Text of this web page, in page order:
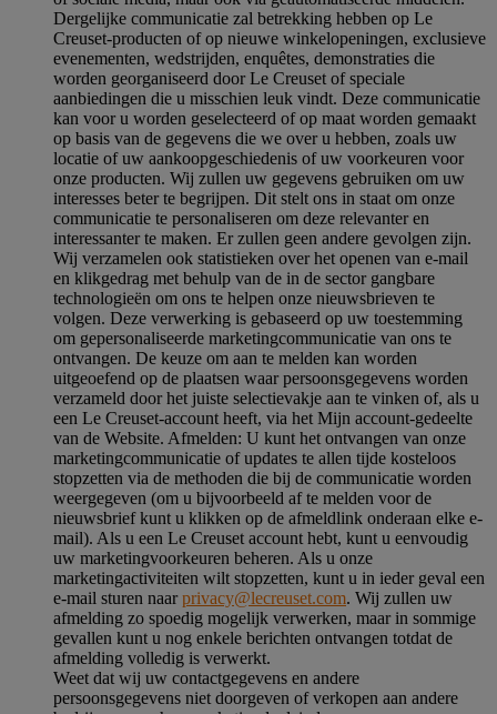
Dergelijke communicatie zal betrekking hebben op Le
Creuset-producten of op nieuwe winkelopeningen, exclusieve
evenementen, wedstrijden, enquêtes, demonstraties die
worden georganiseerd door Le Creuset of speciale
aanbiedingen die u misschien leuk vindt. Deze communicatie
kan voor u worden geselecteerd of op maat worden gemaakt
op basis van de gegevens die we over u hebben, zoals uw
locatie of uw aankoopgeschiedenis of uw voorkeuren voor
onze producten. Wij zullen uw gegevens gebruiken om uw
interesses beter te begrijpen. Dit stelt ons in staat om onze
communicatie te personaliseren om deze relevanter en
interessanter te maken. Er zullen geen andere gevolgen zijn.
Wij verzamelen ook statistieken over het openen van e-mail
en klikgedrag met behulp van de in de sector gangbare
technologieën om ons te helpen onze nieuwsbrieven te
volgen. Deze verwerking is gebaseerd op uw toestemming
om gepersonaliseerde marketingcommunicatie van ons te
ontvangen. De keuze om aan te melden kan worden
uitgeoefend op de plaatsen waar persoonsgegevens worden
verzameld door het juiste selectievakje aan te vinken of, als u
een Le Creuset-account heeft, via het Mijn account-gedeelte
van de Website. Afmelden: U kunt het ontvangen van onze
marketingcommunicatie of updates te allen tijde kosteloos
stopzetten via de methoden die bij de communicatie worden
weergegeven (om u bijvoorbeeld af te melden voor de
nieuwsbrief kunt u klikken op de afmeldlink onderaan elke e-
mail). Als u een Le Creuset account hebt, kunt u eenvoudig
uw marketingvoorkeuren beheren. Als u onze
marketingactiviteiten wilt stopzetten, kunt u in ieder geval een
e-mail sturen naarprivacy@lecreuset.com. Wij zullen uw
afmelding zo spoedig mogelijk verwerken, maar in sommige
gevallen kunt u nog enkele berichten ontvangen totdat de
afmelding volledig is verwerkt.
Weet dat wij uw contactgegevens en andere
persoonsgegevens niet doorgeven of verkopen aan andere